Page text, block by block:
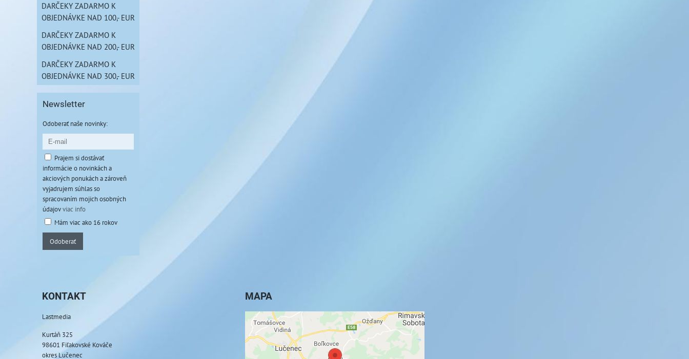
DARČEKY ZADARMO K
OBJEDNÁVKE NAD 100,- EUR
DARČEKY ZADARMO K
OBJEDNÁVKE NAD 200,- EUR
DARČEKY ZADARMO K
OBJEDNÁVKE NAD 300,- EUR
Newsletter
Odoberať naše novinky:
Prajem si dostávať
informácie o novinkách a
akciových ponukách a zároveň
vyjadrujem súhlas so
spracovaním mojich osobných
údajovviac info
Mám viac ako 16 rokov
Odoberať
KONTAKT
Lastmedia
Kurtáň 325
98601 Fiľakovské Kováče
okres Lučenec
MAPA
Externý obsah je blokovaný Voľbami
súkromia